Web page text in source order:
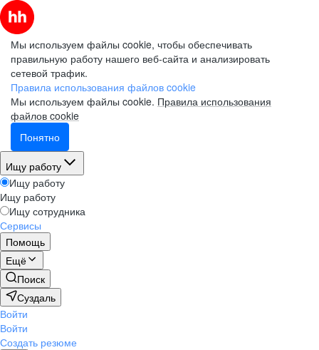
Мы используем файлы cookie, чтобы обеспечивать
правильную работу нашего веб-сайта и анализировать
сетевой трафик.
Правила использования файлов cookie
Мы используем файлы cookie. Правила использования
файлов cookie
Понятно
Ищу работу
Ищу работу
Ищу работу
Ищу сотрудника
Сервисы
Помощь
Ещё
Поиск
Суздаль
Войти
Войти
Создать резюме